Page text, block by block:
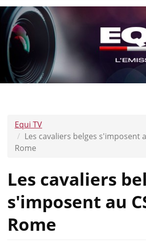
Equi TV
Les cavaliers belges s'imposent
Rome
Les cavaliers
s'imposent au
Rome